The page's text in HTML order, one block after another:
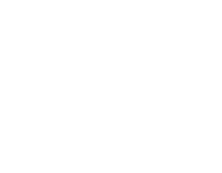
آزاد کشمیر جیسے احتجاج کی